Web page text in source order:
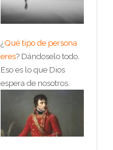
¿Qué tipo de persona
eres? Dándoselo todo.
Eso es lo que Dios
espera de nosotros.